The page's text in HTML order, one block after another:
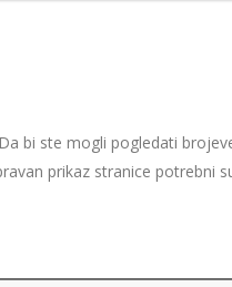
Da bi ste mogli pogledati
prikaz stranice potrebni